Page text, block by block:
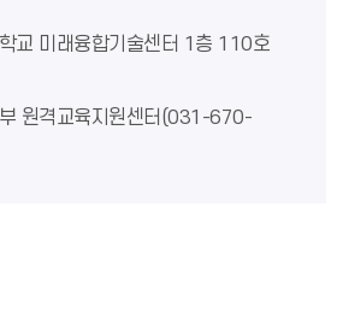
교 미래융합기술센터 1층 110호
원격교육지원센터(031-670-